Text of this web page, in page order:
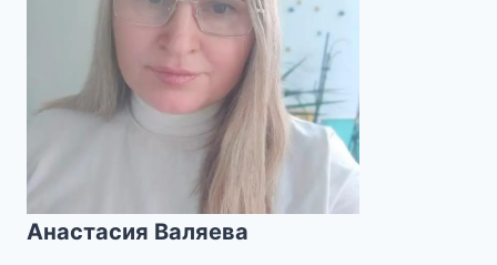
Анастасия Валяева